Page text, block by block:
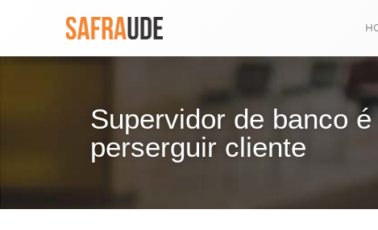
Supervidor de banco
perserguir cliente